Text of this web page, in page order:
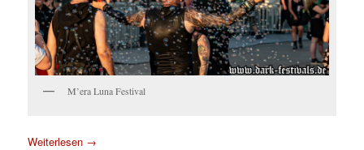
M’era Luna Festival
Weiterlesen →